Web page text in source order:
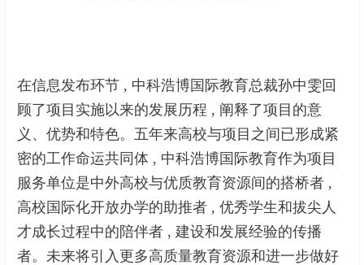
在信息发布环节 , 中科浩博国际教育总裁孙中雯回
顾了项目实施以来的发展历程 , 阐释了项目的意
义、优势和特色。五年来高校与项目之间已形成紧
密的工作命运共同体 , 中科浩博国际教育作为项目
服务单位是中外高校与优质教育资源间的搭桥者 ,
高校国际化开放办学的助推者 , 优秀学生和拔尖人
才成长过程中的陪伴者 , 建设和发展经验的传播
者。未来将引入更多高质量教育资源和进一步做好